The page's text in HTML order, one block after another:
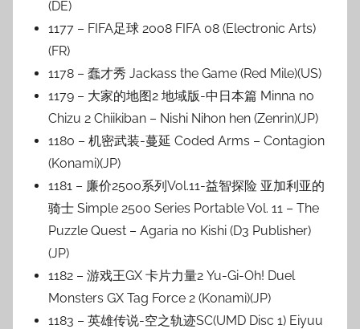
(DE)
1177 – FIFA足球 2008 FIFA 08 (Electronic Arts)
(FR)
1178 – 蠢才秀 Jackass the Game (Red Mile)(US)
1179 – 大家的地图2 地域版-中日本篇 Minna no
Chizu 2 Chiikiban – Nishi Nihon hen (Zenrin)(JP)
1180 – 机密武装-蔓延 Coded Arms – Contagion
(Konami)(JP)
1181 – 廉价2500系列Vol.11-益智探险 亚加利亚的
骑士 Simple 2500 Series Portable Vol. 11 – The
Puzzle Quest – Agaria no Kishi (D3 Publisher)
(JP)
1182 – 游戏王GX 卡片力量2 Yu-Gi-Oh! Duel
Monsters GX Tag Force 2 (Konami)(JP)
1183 – 英雄传说-空之轨迹SC(UMD Disc 1) Eiyuu